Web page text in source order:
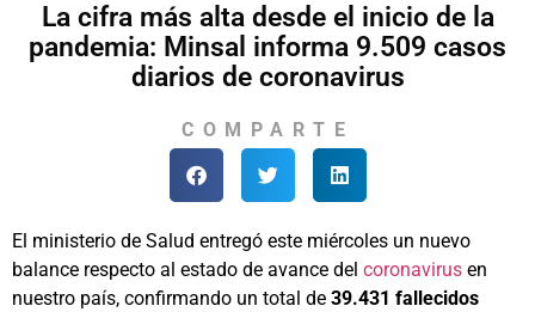
La cifra más alta desde el inicio de la
pandemia: Minsal informa 9.509 casos
diarios de coronavirus
COMPARTE
El ministerio de Salud entregó este miércoles un nuevo
balance respecto al estado de avance del coronavirus en
nuestro país, confirmando un total de 39.431 fallecidos